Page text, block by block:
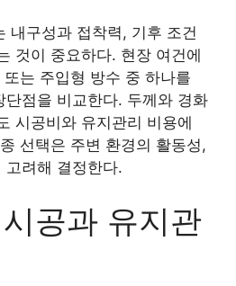
내구성과 접착력, 기후 조건
것이 중요하다. 현장 여건에
는 주입형 방수 중 하나를
단점을 비교한다. 두께와 경화
시공비와 유지관리 비용에
선택은 주변 환경의 활동성,
고려해 결정한다.
공과 유지관